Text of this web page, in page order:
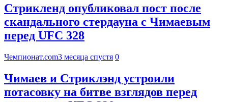
Стрикленд опубликовал пост после
скандального стердауна с Чимаевым
перед UFC 328
Чемпионат.com3 месяца спустя 0
Чимаев и Стриклэнд устроили
потасовку на битве взглядов перед